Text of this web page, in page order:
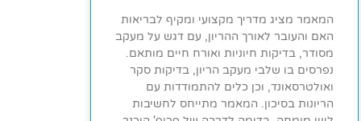
המאמר מציג מדריך מקצועי ומקיף לבריאות
האם והעובר לאורך ההריון, עם דגש על מעקב
מסודר, בדיקות חיוניות ואורח חיים מותאם.
נפרסים בו שלבי מעקב הריון, בדיקות סקר
ואולטרסאונד, וכן כלים להתמודדות עם
הריונות בסיכון. המאמר מתייחס לחשיבות